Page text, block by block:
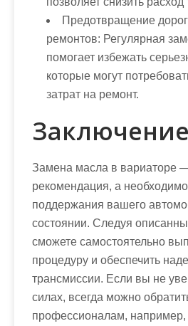
Предотвращение
ремонтов: Регулярная
помогает избежать
которые могут
затрат на ремонт.
Заключение
Замена масла в вариаторе
рекомендация, а
поддержания вашего
состоянии. Следуя
сможете самостоятельно
процедуру и обеспечить
трансмиссии. Если вы не
силах, всегда можно
профессионалам, например,